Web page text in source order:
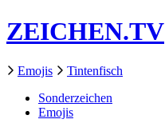
ZEICHEN.TV
Emojis
Tintenfisch
Sonderzeichen
Emojis